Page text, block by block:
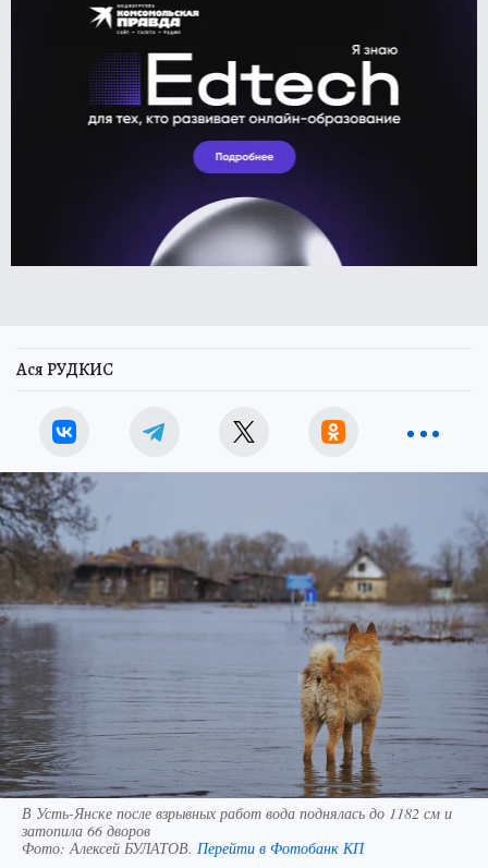
Ася РУДКИС
В Усть-Янске после взрывных работ вода поднялась до 1182 см и
затопила 66 дворов
Фото: Алексей БУЛАТОВ. Перейти в Фотобанк КП